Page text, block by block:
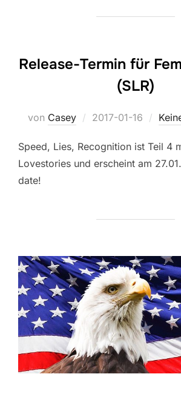
Release-Termin für
(SLR)
von Casey
Veröffentlicht
2017-01-16
Speed, Lies, Recognition ist Teil 4
Lovestories und erscheint am
date!